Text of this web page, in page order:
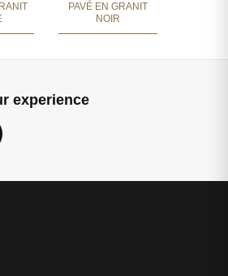
PAVÉ EN GRANIT
NOIR
experience